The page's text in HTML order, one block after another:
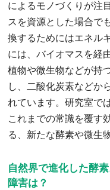
によるモノづくりが注
スを資源とした場合で
換するためにはエネル
には、バイオマスを経
植物や微生物などが持
し、二酸化炭素などか
れています。研究室で
これまでの常識を覆す
る、新たな酵素や微生
自然界で進化した酵
障害は？